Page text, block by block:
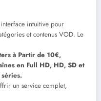
intuitive pour
et contenus VOD. Le
à Partir de 10€,
en Full HD, HD, SD et
un service complet,